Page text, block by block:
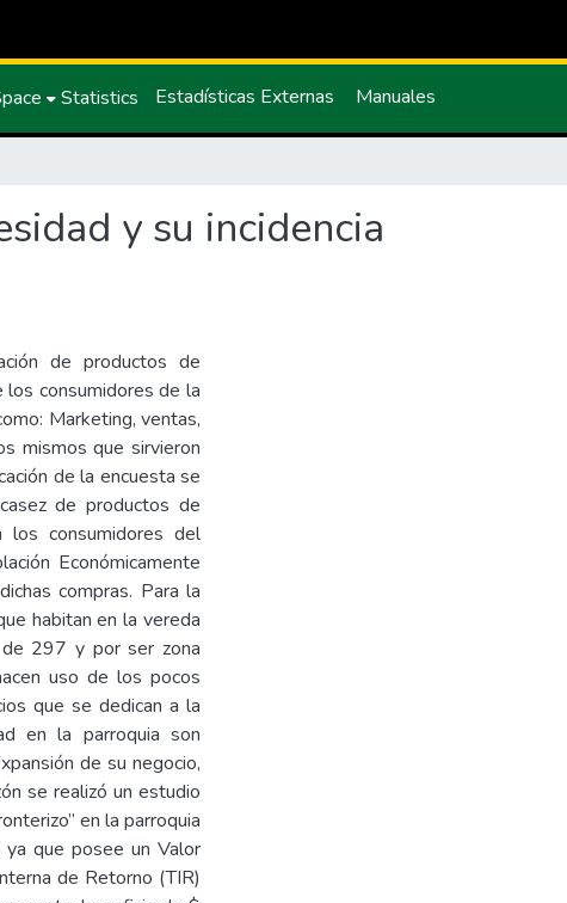
Statistics Estadísticas Externas Manuales
y su incidencia
de productos de
los consumidores de la
Marketing, ventas,
mismos que sirvieron
de la encuesta se
de productos de
los consumidores del
Económicamente
compras. Para la
habitan en la vereda
297 y por ser zona
uso de los pocos
que se dedican a la
en la parroquia son
de su negocio,
se realizó un estudio
en la parroquia
que posee un Valor
de Retorno (TIR)